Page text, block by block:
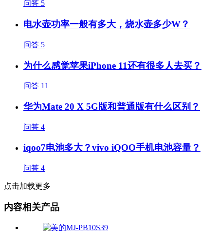
问答 5
电水壶功率一般有多大，烧水壶多少W？
问答 5
为什么感觉苹果iPhone 11还有很多人去买？
问答 11
华为Mate 20 X 5G版和普通版有什么区别？
问答 4
iqoo7电池多大？vivo iQOO手机电池容量？
问答 4
点击加载更多
内容相关产品